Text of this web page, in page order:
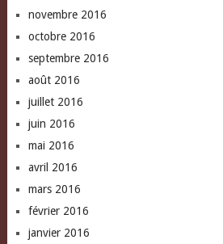
novembre 2016
octobre 2016
septembre 2016
août 2016
juillet 2016
juin 2016
mai 2016
avril 2016
mars 2016
février 2016
janvier 2016